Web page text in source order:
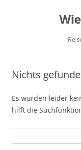
Nichts
Es wurden leider
hilft die
nach: